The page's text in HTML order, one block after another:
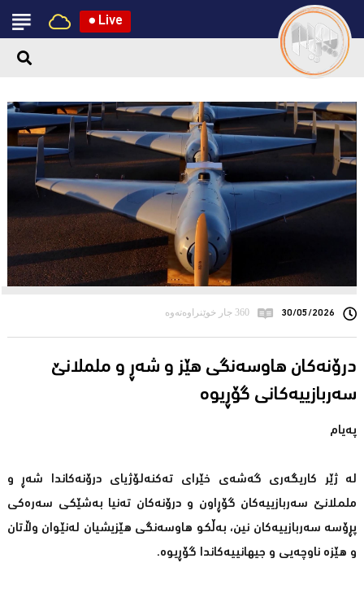
● Live
30/05/2026 360 جار خوێنراوەتەوە
درۆنەكان هاوسەنگی هێز و شەڕ و ململانێ
سەربازییەكانى گۆڕیوە
پەیام
لە ژێر كاریگەری گەشەی خێرای تەكنەلۆژیای درۆنەكاندا شەڕ و
ململانێ سەربازییەكان گۆڕاون و درۆنەكان تەنیا بەشێكی سەرەكی
پڕۆسە سەربازییەكان نین، بەڵكو هاوسەنگی هێزیشیان لەنێوان وڵاتان
و هێزە ناوچەیی و جیهانییەكاندا گۆڕیوە.